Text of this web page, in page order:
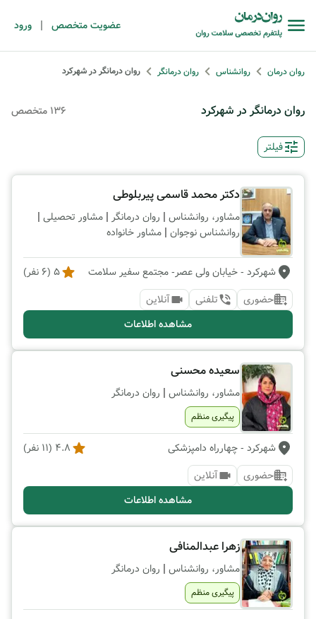
عضویت متخصص | ورود
روان درمان روانشناس روان درمانگر روان درمانگر در شهرکرد
روان درمانگر در شهرکرد 136 متخصص
فیلتر
دکتر محمد قاسمی پیربلوطی
مشاور، روانشناس | روان درمانگر | مشاور تحصیلی |
روانشناس نوجوان | مشاور خانواده
شهرکرد - خیابان ولی عصر- مجتمع سفیر سلامت 5
(
6 نفر)
حضوری
تلفنی
آنلاین
مشاهده اطلاعات
سعیده محسنی
مشاور، روانشناس | روان درمانگر
پیگیری منظم
شهرکرد - چهارراه دامپزشکی 4.8
(
11 نفر)
حضوری
آنلاین
مشاهده اطلاعات
زهرا عبدالمنافی
مشاور، روانشناس | روان درمانگر
پیگیری منظم